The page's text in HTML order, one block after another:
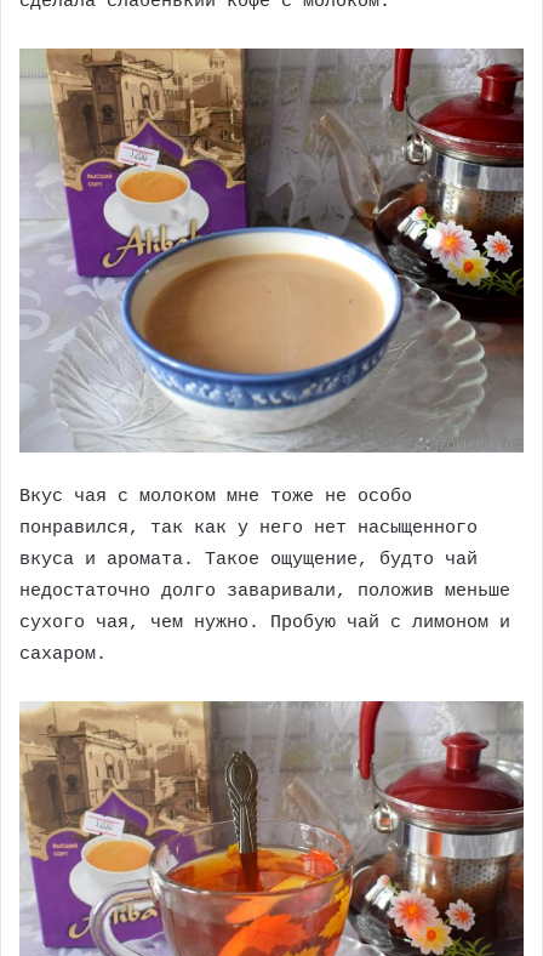
Вкус чая с молоком мне тоже не особо
понравился, так как у него нет насыщенного
вкуса и аромата. Такое ощущение, будто чай
недостаточно долго заваривали, положив меньше
сухого чая, чем нужно. Пробую чай с лимоном и
сахаром.